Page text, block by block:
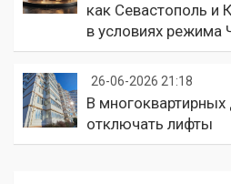
как Севастополь и
в условиях режима
26-06-2026 21:18
В
отключать лифты